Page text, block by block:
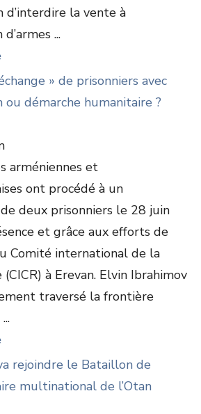
d’interdire la vente à
...
» de prisonniers avec
ou démarche humanitaire ?
arméniennes et
ont procédé à un
de deux prisonniers le 28 juin
et grâce aux efforts de
Comité international de la
à Erevan. Elvin Ibrahimov
traversé la frontière
rejoindre le Bataillon de
multinational de l’Otan